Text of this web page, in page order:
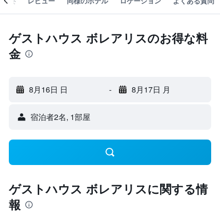
ゲストハウス ボレアリスのお得な料
金
8月16日 日 - 8月17日 月
宿泊者2名, 1​部屋
ゲストハウス ボレアリスに関する情
報